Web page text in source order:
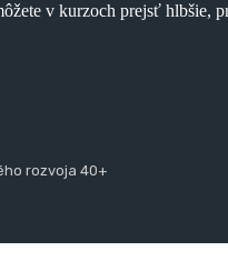
v kurzoch prejsť hlbšie,
rozvoja 40+